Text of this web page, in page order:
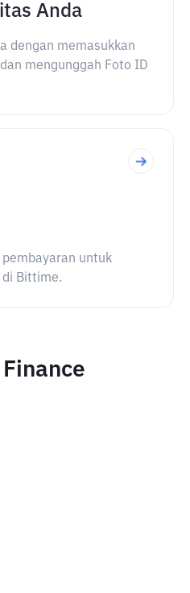
Anda
dengan memasukkan
mengunggah Foto ID
untuk
di Bittime.